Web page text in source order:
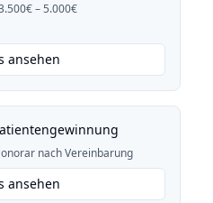
– 5.000€
ansehen
nach Vereinbarung
ansehen